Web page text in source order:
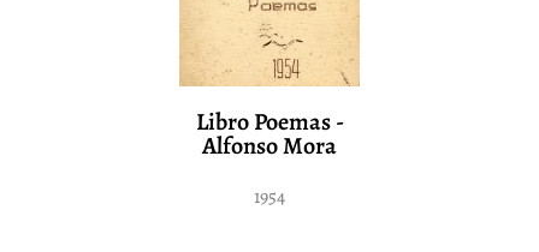
Libro Poemas -
Alfonso Mora
1954